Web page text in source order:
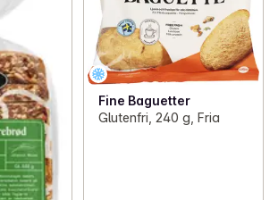
Fine Baguetter
Glutenfri, 240 g, Fria